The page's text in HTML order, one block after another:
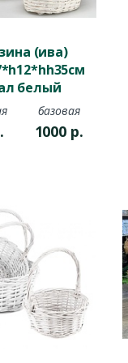
(ива)
белый
базовая
1000 р.